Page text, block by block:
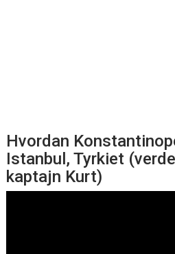
Hvordan
Istanbul, Tyrkiet
kaptajn Kurt)